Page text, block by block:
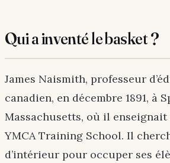
Qui a inventé le basket ?
James Naismith, professeur
canadien, en décembre 1891, à
Massachusetts, où il enseignait
YMCA Training School. Il
d’intérieur pour occuper ses